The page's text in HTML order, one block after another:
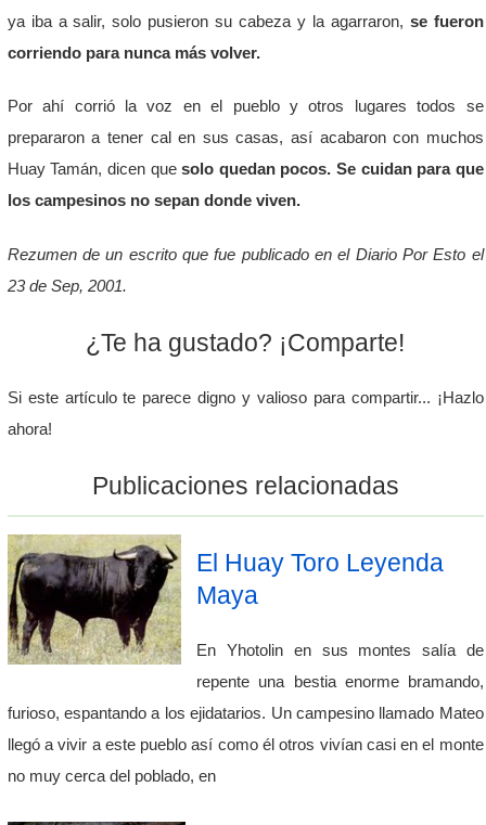
ya iba a salir, solo pusieron su cabeza y la agarraron, se fueron
corriendo para nunca más volver.
Por ahí corrió la voz en el pueblo y otros lugares todos se
prepararon a tener cal en sus casas, así acabaron con muchos
Huay Tamán, dicen quesolo quedan pocos. Se cuidan para que
los campesinos no sepan donde viven.
Rezumen de un escrito que fue publicado en el Diario Por Esto el
23 de Sep, 2001.
¿Te ha gustado? ¡Comparte!
Si este artículo te parece digno y valioso para compartir... ¡Hazlo
ahora!
Publicaciones relacionadas
El Huay Toro Leyenda
Maya
En Yhotolin en sus montes salía de
repente una bestia enorme bramando,
furioso, espantando a los ejidatarios. Un campesino llamado Mateo
llegó a vivir a este pueblo así como él otros vivían casi en el monte
no muy cerca del poblado, en